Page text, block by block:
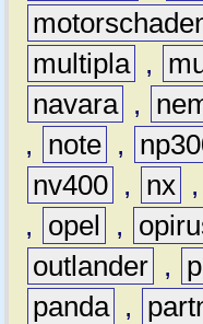
multipla ,
navara ,
,
note ,
nv400 , nx ,
,
opel ,
outlander ,
panda ,